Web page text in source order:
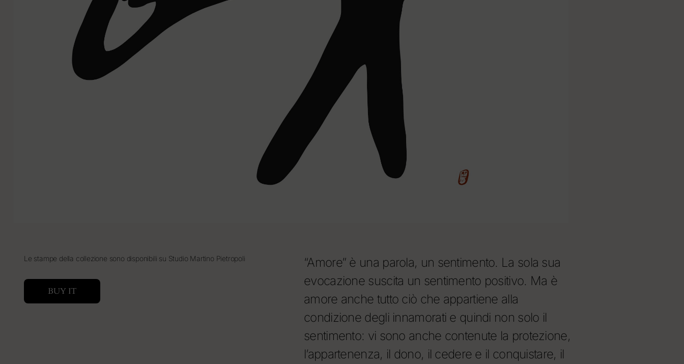
Le stampe della collezione sono disponibili su Studio Martino Pietropoli
BUY IT
“Amore” è una parola, un sentimento. La sola sua
evocazione suscita un sentimento positivo. Ma è
amore anche tutto ciò che appartiene alla
condizione degli innamorati e quindi non solo il
sentimento: vi sono anche contenute la protezione,
l’appartenenza, il dono, il cedere e il conquistare, il